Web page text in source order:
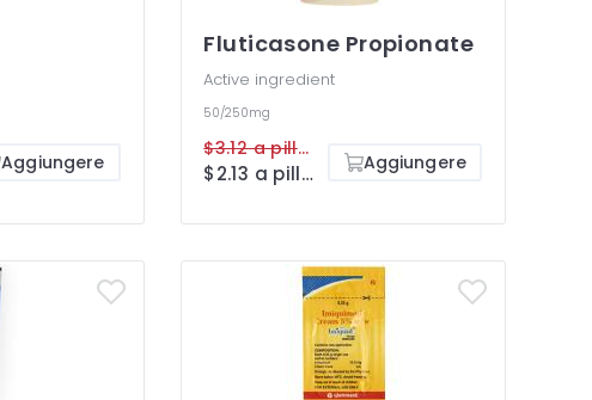
Aggiungere
Fluticasone Propionate
Active ingredient
50/250mg
$3.12 a pillola
$2.13 a pillola Aggiungere